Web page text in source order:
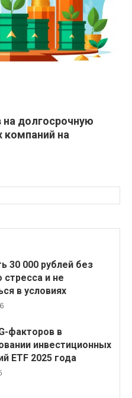
на долгосрочную
компаний на
30 000 рублей без
стресса и не
в условиях
факторов в
инвестиционных
ETF 2025 года